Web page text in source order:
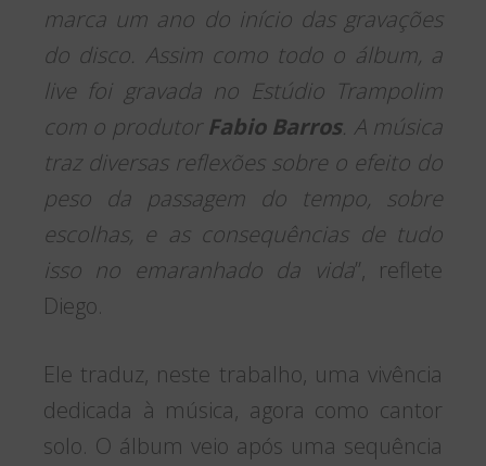
marca um ano do início das gravações
do disco. Assim como todo o álbum, a
live foi gravada no Estúdio Trampolim
com o produtorFabio Barros. A música
traz diversas reflexões sobre o efeito do
peso da passagem do tempo, sobre
escolhas, e as consequências de tudo
isso no emaranhado da vida”, reflete
Diego.
Ele traduz, neste trabalho, uma vivência
dedicada à música, agora como cantor
solo. O álbum veio após uma sequência